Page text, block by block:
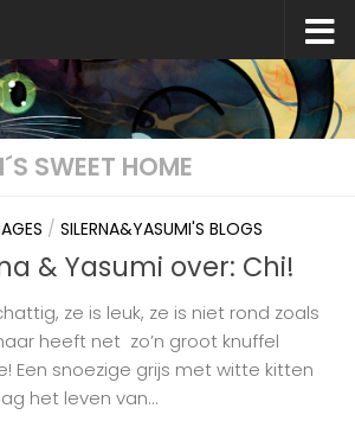
SWEET HOME
/ SILERNA&YASUMI'S BLOGS
& Yasumi over: Chi!
ze is leuk, ze is niet rond zoals
heeft net zo’n groot knuffel
Een snoezige grijs met witte kitten
het leven van...